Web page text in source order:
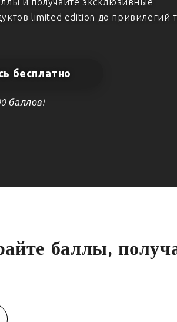
limited edition до привилегий
бесплатно
баллов!
баллы,